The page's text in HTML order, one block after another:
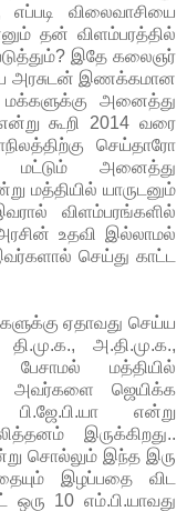
எப்படி விலைவாசியை
தன் விளம்பரத்தில்
இதே கலைஞர்
அரசுடன் இணக்கமான
மக்களுக்கு அனைத்து
கூறி 2014 வரை
செய்தாரோ
மட்டும் அனைத்து
மத்தியில் யாருடனும்
விளம்பரங்களில்
உதவி இல்லாமல்
செய்து காட்ட
ஏதாவது செய்ய
அ.தி.மு.க.,
மத்தியில்
அவர்களை ஜெயிக்க
என்று
இருக்கிறது..
சொல்லும் இந்த இரு
இழப்பதை விட
10 எம்.பி.யாவது